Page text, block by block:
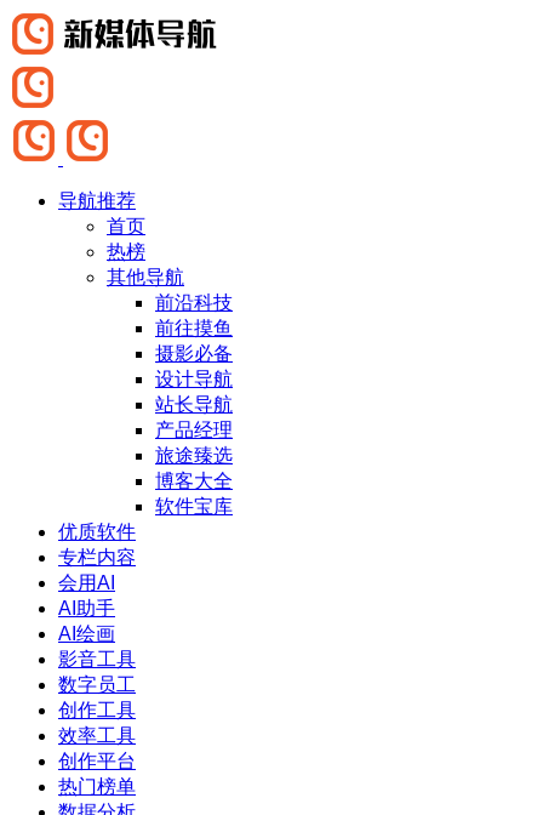
导航推荐
首页
热榜
其他导航
前沿科技
前往摸鱼
摄影必备
设计导航
站长导航
产品经理
旅途臻选
博客大全
软件宝库
优质软件
专栏内容
会用AI
AI助手
AI绘画
影音工具
数字员工
创作工具
效率工具
创作平台
热门榜单